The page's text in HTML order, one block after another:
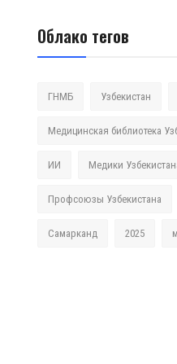
Облако тегов
ГНМБ Узбекистан
Медицинская библиотека
ИИ Медики
Профсоюзы Узбекистана
Самарканд 2025